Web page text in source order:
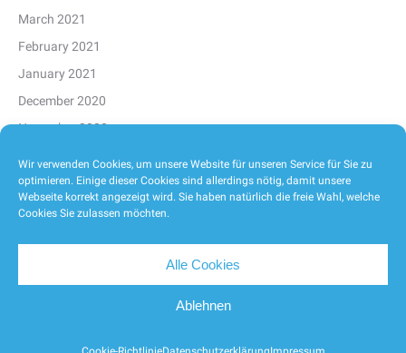
Wir verwenden Cookies, um unsere Website für unseren Service für Sie zu
optimieren. Einige dieser Cookies sind allerdings nötig, damit unsere
Webseite korrekt angezeigt wird. Sie haben natürlich die freie Wahl, welche
Cookies Sie zulassen möchten.
Alle Cookies
Ablehnen
March 2021
February 2021
January 2021
December 2020
November 2020
September 2020
August 2020
2026